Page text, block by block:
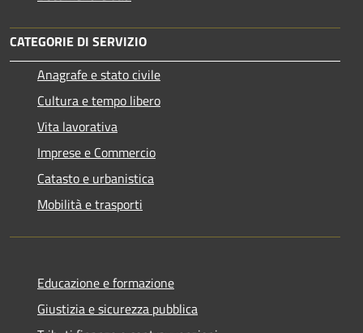
CATEGORIE DI SERVIZIO
Anagrafe e stato civile
Cultura e tempo libero
Vita lavorativa
Imprese e Commercio
Catasto e urbanistica
Mobilità e trasporti
Educazione e formazione
Giustizia e sicurezza pubblica